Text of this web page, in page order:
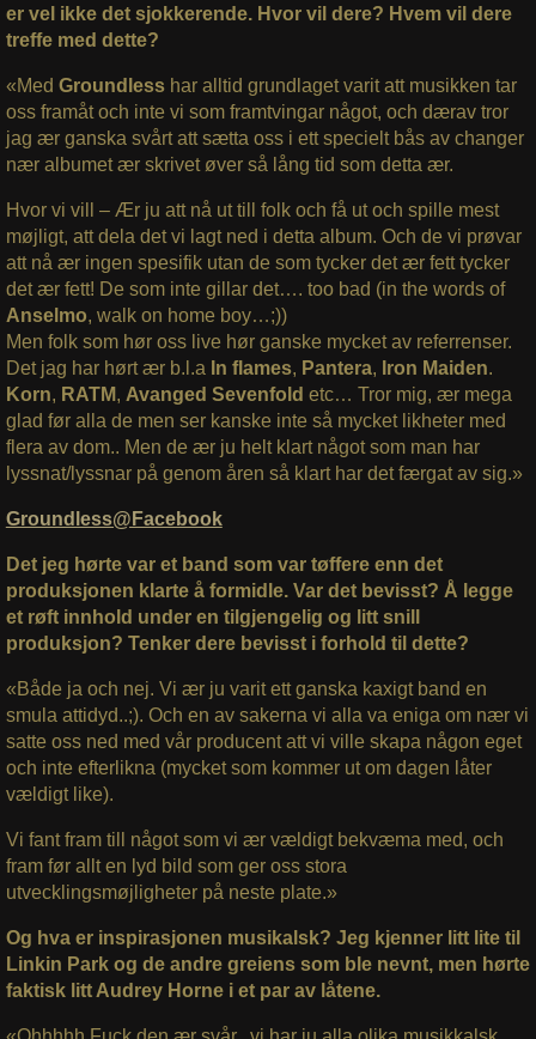
er vel ikke det sjokkerende. Hvor vil dere? Hvem vil dere
treffe med dette?
«Med Groundless har alltid grundlaget varit att musikken tar
oss framåt och inte vi som framtvingar något, och dærav tror
jag ær ganska svårt att sætta oss i ett specielt bås av changer
nær albumet ær skrivet øver så lång tid som detta ær.
Hvor vi vill – Ær ju att nå ut till folk och få ut och spille mest
møjligt, att dela det vi lagt ned i detta album. Och de vi prøvar
att nå ær ingen spesifik utan de som tycker det ær fett tycker
det ær fett! De som inte gillar det…. too bad (in the words of
Anselmo, walk on home boy…;))
Men folk som hør oss live hør ganske mycket av referrenser.
Det jag har hørt ær b.l.a In flames, Pantera, Iron Maiden.
Korn, RATM, Avanged Sevenfold etc… Tror mig, ær mega
glad før alla de men ser kanske inte så mycket likheter med
flera av dom.. Men de ær ju helt klart något som man har
lyssnat/lyssnar på genom åren så klart har det færgat av sig.»
Groundless@Facebook
Det jeg hørte var et band som var tøffere enn det
produksjonen klarte å formidle. Var det bevisst? Å legge
et røft innhold under en tilgjengelig og litt snill
produksjon? Tenker dere bevisst i forhold til dette?
«Både ja och nej. Vi ær ju varit ett ganska kaxigt band en
smula attidyd..;). Och en av sakerna vi alla va eniga om nær vi
satte oss ned med vår producent att vi ville skapa någon eget
och inte efterlikna (mycket som kommer ut om dagen låter
vældigt like).
Vi fant fram till något som vi ær vældigt bekvæma med, och
fram før allt en lyd bild som ger oss stora
utvecklingsmøjligheter på neste plate.»
Og hva er inspirasjonen musikalsk? Jeg kjenner litt lite til
Linkin Park og de andre greiens som ble nevnt, men hørte
faktisk litt Audrey Horne i et par av låtene.